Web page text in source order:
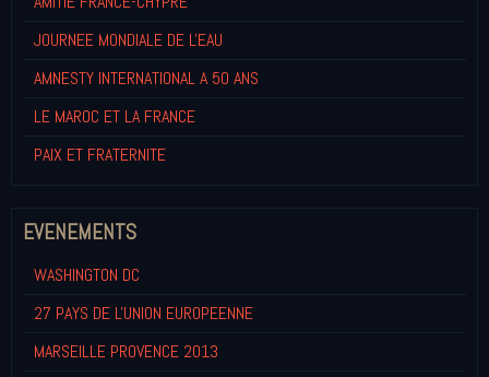
JOURNEE MONDIALE DE L'EAU
AMNESTY INTERNATIONAL A 50 ANS
LE MAROC ET LA FRANCE
PAIX ET FRATERNITE
EVENEMENTS
WASHINGTON DC
27 PAYS DE L'UNION EUROPEENNE
MARSEILLE PROVENCE 2013